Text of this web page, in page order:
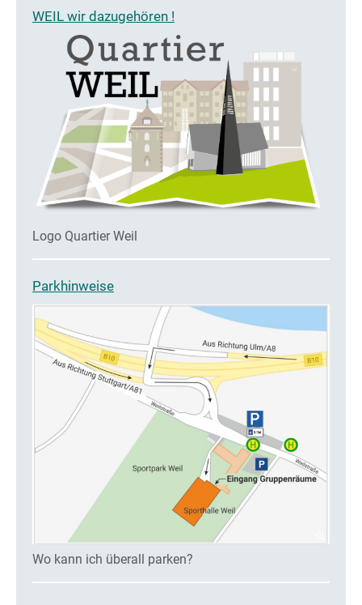
WEIL wir dazugehören !
Logo Quartier Weil
Parkhinweise
Wo kann ich überall parken?